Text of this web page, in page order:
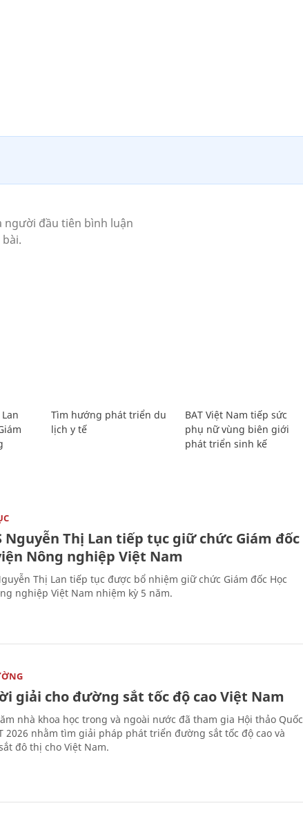
Tìm hướng phát triển du
lịch y tế
BAT Việt Nam tiếp sức
phụ nữ vùng biên giới
phát triển sinh kế
Nguyễn Thị Lan tiếp tục giữ chức Giám đốc
Nông nghiệp Việt Nam
Thị Lan tiếp tục được bổ nhiệm giữ chức Giám đốc Học
nghiệp Việt Nam nhiệm kỳ 5 năm.
giải cho đường sắt tốc độ cao Việt Nam
nhà khoa học trong và ngoài nước đã tham gia Hội thảo Quốc
2026 nhằm tìm giải pháp phát triển đường sắt tốc độ cao và
đô thị cho Việt Nam.